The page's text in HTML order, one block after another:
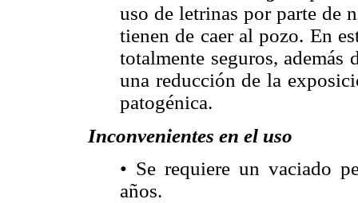
uso de letrinas por parte de
tienen de caer al pozo. En
totalmente seguros, además
una reducción de la
patogénica.
Inconvenientes en el uso
• Se requiere un vaciado
años.